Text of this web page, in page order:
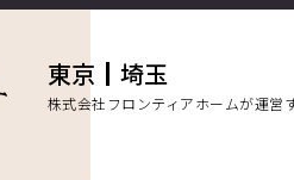
東京 埼玉
株式会社フロンティアホームが運営